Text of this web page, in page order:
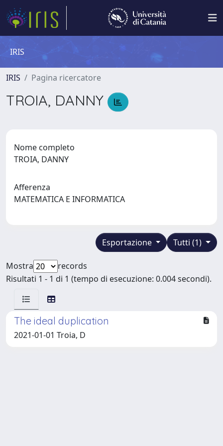
IRIS
IRIS Pagina ricercatore
TROIA, DANNY
Nome completo
TROIA, DANNY
Afferenza
MATEMATICA E INFORMATICA
Tutti (1)
Esportazione
Mostra
records
Risultati 1 - 1 di 1 (tempo di esecuzione: 0.004 secondi).
The ideal duplication
2021-01-01 Troia, D